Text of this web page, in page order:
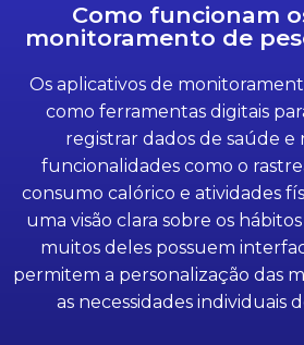
Como funcionam
monitoramento de
Os aplicativos de
como ferramentas digitais
registrar dados de saúde e
funcionalidades como o
consumo calórico e atividades
uma visão clara sobre os
muitos deles possuem
permitem a personalização das
as necessidades individuais